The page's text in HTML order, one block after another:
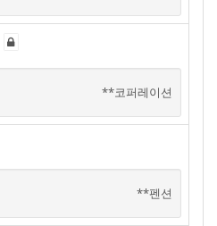
**코퍼레이션
**펜션